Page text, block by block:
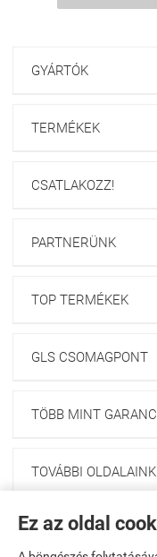
Ez az oldal
GYÁRTÓK
TERMÉKEK
CSATLAKOZZ!
PARTNERÜNK
TOP TERMÉKEK
GLS CSOMAGPONT
TÖBB MINT
TOVÁBBI OLDALAINK
Navigáció